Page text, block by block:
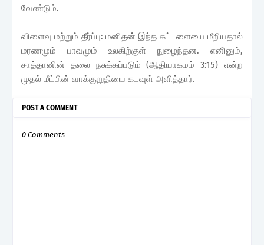
வேண்டும்.
விளைவு மற்றும் தீர்ப்பு: மனிதன் இந்த கட்டளையை மீறியதால்
மரணமும் பாவமும் உலகிற்குள் நுழைந்தன. எனினும்,
சாத்தானின் தலை நசுக்கப்படும் (ஆதியாகமம் 3:15) என்ற
முதல் மீட்பின் வாக்குறுதியை கடவுள் அளித்தார்.
POST A COMMENT
0 Comments